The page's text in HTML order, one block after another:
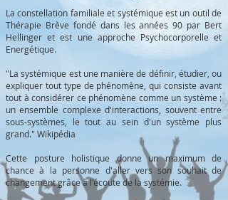
La constellation familiale et systémique est un outil de
Thérapie Brève fondé dans les années 90 par Bert
Hellinger et est une approche Psychocorporelle et
Energétique.
"La systémique est une manière de définir, étudier, ou
expliquer tout type de phénomène, qui consiste avant
tout à considérer ce phénomène comme un système :
un ensemble complexe d'interactions, souvent entre
sous-systèmes, le tout au sein d'un système plus
grand." Wikipédia
Cette posture holistique donne un maximum de
chance à la personne d'aller vers son souhait de
changement grâce à l'écoute de la systémie.